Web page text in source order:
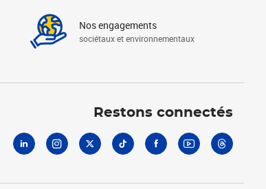
Nos engagements
sociétaux et environnementaux
Restons connectés